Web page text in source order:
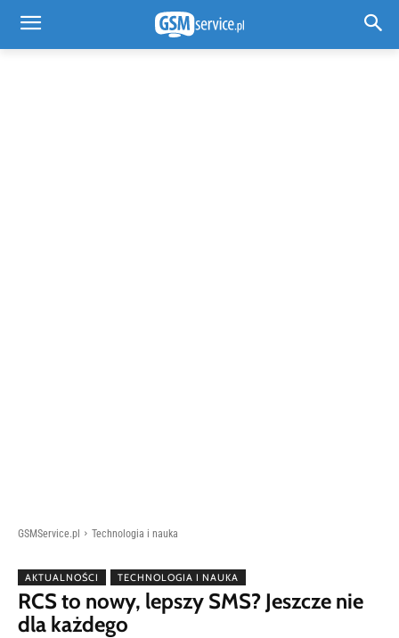
GSMService.pl Technologia i nauka
AKTUALNOŚCI TECHNOLOGIA I NAUKA
RCS to nowy, lepszy SMS? Jeszcze nie
dla każdego